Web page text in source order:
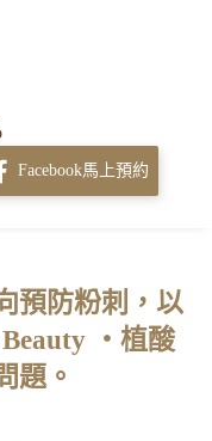
Facebook馬上預約
預防粉刺，以
・植酸
題。